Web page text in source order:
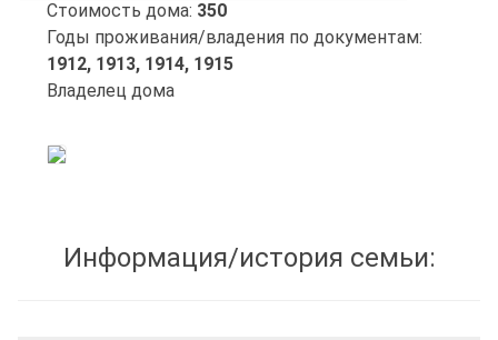
Стоимость дома: 350
Годы проживания/владения по документам:
1912, 1913, 1914, 1915
Владелец дома
Информация/история семьи: